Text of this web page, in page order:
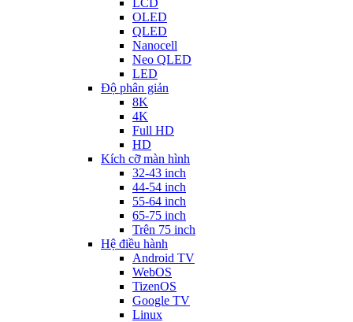
OLED
QLED
Nanocell
Neo QLED
LED
Độ phân giản
8K
4K
Full HD
HD
Kích cỡ màn hình
32-43 inch
44-54 inch
55-64 inch
65-75 inch
Trên 75 inch
Hệ điều hành
Android TV
WebOS
TizenOS
Google TV
Linux